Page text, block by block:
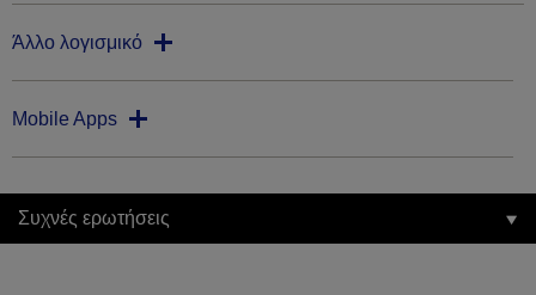
Άλλο λογισμικό
Mobile Apps
Συχνές ερωτήσεις